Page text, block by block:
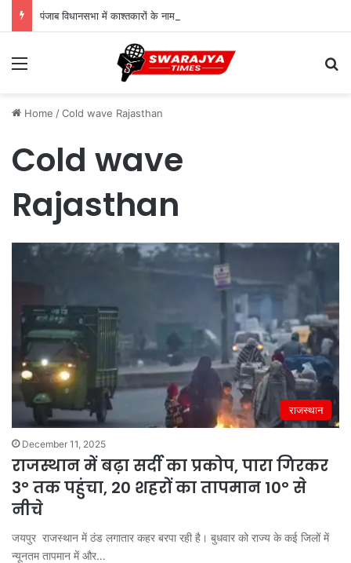
Menu
Home /Cold wave Rajasthan
Cold wave
Rajasthan
राजस्थान
December 11, 2025
राजस्थान में बढ़ा सर्दी का प्रकोप, पारा गिरकर
3° तक पहुंचा, 20 शहरों का तापमान 10° से
नीचे
जयपुर राजस्थान में ठंड लगातार कहर बरपा रही है। बुधवार को राज्य के कई जिलों में
न्यूनतम तापमान में और…